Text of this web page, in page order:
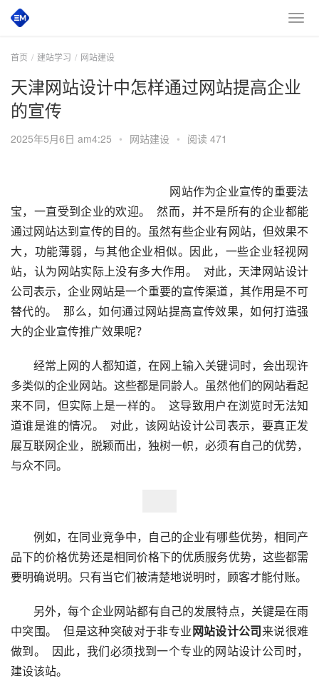
首页 建站学习 网站建设
天津网站设计中怎样通过网站提高企业
的宣传
2025年5月6日 am4:25 • 网站建设 • 阅读 471
网站作为企业宣传的重要法
宝，一直受到企业的欢迎。  然而，并不是所有的企业都能
通过网站达到宣传的目的。虽然有些企业有网站，但效果不
大，功能薄弱，与其他企业相似。因此，一些企业轻视网
站，认为网站实际上没有多大作用。  对此，天津网站设计
公司表示，企业网站是一个重要的宣传渠道，其作用是不可
替代的。  那么，如何通过网站提高宣传效果，如何打造强
大的企业宣传推广效果呢？
经常上网的人都知道，在网上输入关键词时，会出现许
多类似的企业网站。这些都是同龄人。虽然他们的网站看起
来不同，但实际上是一样的。  这导致用户在浏览时无法知
道谁是谁的情况。  对此，该网站设计公司表示，要真正发
展互联网企业，脱颖而出，独树一帜，必须有自己的优势，
与众不同。
例如，在同业竞争中，自己的企业有哪些优势，相同产
品下的价格优势还是相同价格下的优质服务优势，这些都需
要明确说明。只有当它们被清楚地说明时，顾客才能付账。
另外，每个企业网站都有自己的发展特点，关键是在雨
中突围。  但是这种突破对于非专业网站设计公司来说很难
做到。  因此，我们必须找到一个专业的网站设计公司时，
建设该站。